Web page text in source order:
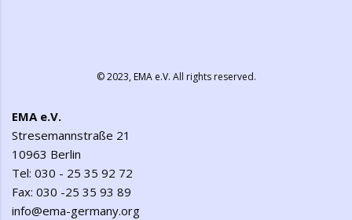
© 2023,EMA e.V. All rights reserved.
EMA e.V.
Stresemannstraße 21
10963 Berlin
Tel: 030 - 25 35 92 72
Fax: 030 -25 35 93 89
info@ema-germany.org